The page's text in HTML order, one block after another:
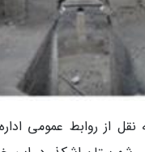
نقل از روابط عمومی